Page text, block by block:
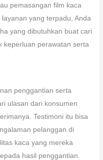
pemasangan film kaca
yang terpadu, Anda
yang dibutuhkan buat cari
keperluan perawatan serta
penggantian serta
ulasan dari konsumen
Testimoni itu bisa
pelanggan di
kaca yang mereka
hasil penggantian.